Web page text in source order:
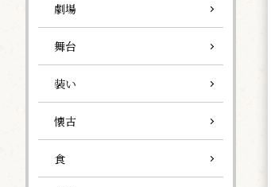
劇場
舞台
装い
懐古
食